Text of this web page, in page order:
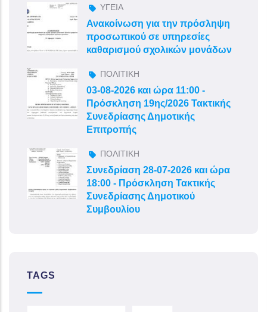
ΥΓΕΙΑ
Ανακοίνωση για την πρόσληψη
προσωπικού σε υπηρεσίες
καθαρισμού σχολικών μονάδων
ΠΟΛΙΤΙΚΗ
03-08-2026 και ώρα 11:00 -
Πρόσκληση 19ης/2026 Τακτικής
Συνεδρίασης Δημοτικής
Επιτροπής
ΠΟΛΙΤΙΚΗ
Συνεδρίαση 28-07-2026 και ώρα
18:00 - Πρόσκληση Τακτικής
Συνεδρίασης Δημοτικού
Συμβουλίου
TAGS